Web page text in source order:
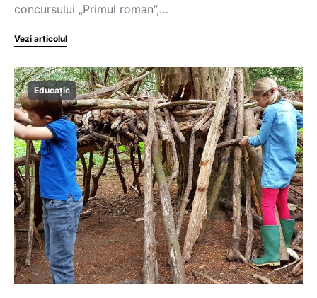
concursului „Primul roman”,…
Vezi articolul
Educație